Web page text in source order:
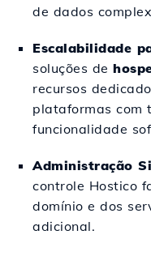
de dados
Escalabilidade
soluções de
recursos
plataformas com
funcionalidade
Administração
controle Hostico
domínio e dos
adicional.